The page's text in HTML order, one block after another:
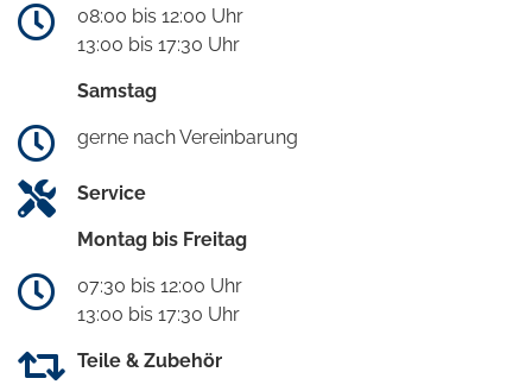
08:00 bis 12:00 Uhr
13:00 bis 17:30 Uhr
Samstag
gerne nach Vereinbarung
Service
Montag bis Freitag
07:30 bis 12:00 Uhr
13:00 bis 17:30 Uhr
Teile & Zubehör